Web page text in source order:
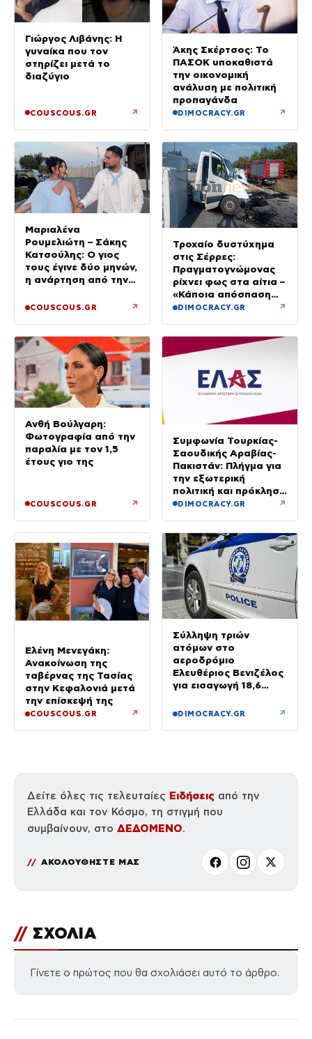
Γιώργος Λιβάνης: Η
γυναίκα που τον
στηρίζει μετά το
διαζύγιο
COUSCOUS.GR ↗
Άκης Σκέρτσος: Το
ΠΑΣΟΚ υποκαθιστά
την οικονομική
ανάλυση με πολιτική
προπαγάνδα
DIMOCRACY.GR ↗
Μαριαλένα
Ρουμελιώτη – Σάκης
Κατσούλης: Ο γιος
τους έγινε δύο μηνών,
η ανάρτηση από την
COUSCOUS.GR ↗
Τροχαίο δυστύχημα
στις Σέρρες:
Πραγματογνώμονας
ρίχνει φως στα αίτια –
«Κάποια απόσπαση
προσοχής, ίσως
DIMOCRACY.GR ↗
Ανθή Βούλγαρη:
Φωτογραφία από την
παραλία με τον 1,5
έτους γιο της
COUSCOUS.GR ↗
Συμφωνία Τουρκίας-
Σαουδικής Αραβίας-
Πακιστάν: Πλήγμα για
την εξωτερική
πολιτική και πρόκληση
για την Αθήνα, λέει η
DIMOCRACY.GR ↗
Ελένη Μενεγάκη:
Ανακοίνωση της
ταβέρνας της Τασίας
στην Κεφαλονιά μετά
την επίσκεψή της
COUSCOUS.GR ↗
Σύλληψη τριών
ατόμων στο
αεροδρόμιο
Ελευθέριος Βενιζέλος
για εισαγωγή 18,6
κάνναβης σε
DIMOCRACY.GR ↗
Δείτε όλες τις τελευταίες Ειδήσεις από την
Ελλάδα και τον Κόσμο, τη στιγμή που
συμβαίνουν, στο ΔΕΔΟΜΕΝΟ.
ΑΚΟΛΟΥΘΗΣΤΕ ΜΑΣ
// ΣΧΟΛΙΑ
Γίνετε ο πρώτος που θα σχολιάσει αυτό το άρθρο.